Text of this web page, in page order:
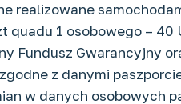
realizowane
1 osobowego – 40
Fundusz Gwarancyjny
z danymi
w danych osobowych